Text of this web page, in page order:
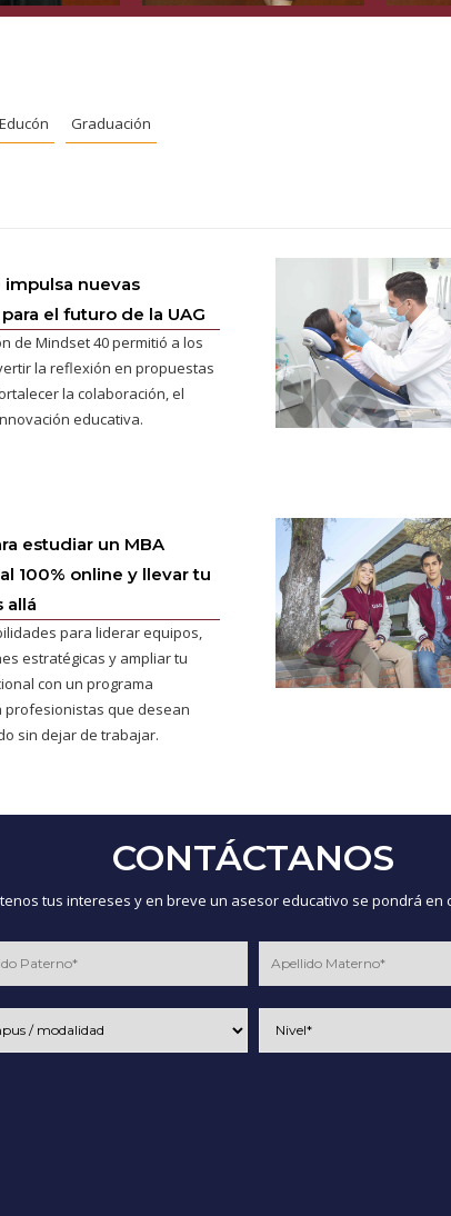
Educón Graduación
nuevas
el futuro de la UAG
de Mindset 40 permitió a los
la reflexión en propuestas
la colaboración, el
educativa.
estudiar un MBA
100% online y llevar tu
allá
para liderar equipos,
estratégicas y ampliar tu
con un programa
profesionistas que desean
sin dejar de trabajar.
CONTÁCTANOS
tus intereses y en breve un asesor educativo se pondrá en